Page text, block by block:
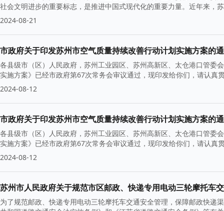
社会文明进步的重要标志，是推进中国式现代化的重要力量。近年来，
2024-08-21
市政府关于印发苏州市空气质量持续改善行动计划实施方案的
各县级市（区）人民政府，苏州工业园区、苏州高新区、太仓港口管委
实施方案》已经市政府第67次常务会审议通过，现印发给你们，请认真
2024-08-12
市政府关于印发苏州市空气质量持续改善行动计划实施方案的
各县级市（区）人民政府，苏州工业园区、苏州高新区、太仓港口管委
实施方案》已经市政府第67次常务会审议通过，现印发给你们，请认真
2024-08-12
苏州市人民政府关于规范市区邮政、快递专用电动三轮摩托车
为了规范邮政、快递专用电动三轮摩托车交通安全管理，保障邮政快递